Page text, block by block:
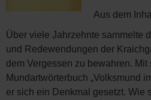
Aus dem
Über viele Jahrzehnte sammelte
und Redewendungen der
dem Vergessen zu bewahren. Mit
Mundartwörterbuch „Volksmund
er sich ein Denkmal gesetzt. Wie